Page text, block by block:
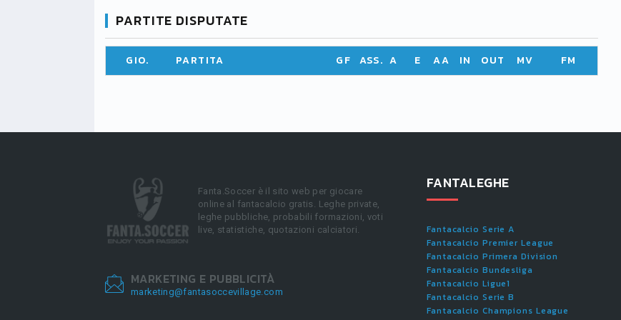
PARTITE DISPUTATE
GIO. PARTITA GF ASS. A E AA IN OUT MV FM
Fanta.Soccer è il sito web per giocare
online al fantacalcio gratis. Leghe private,
leghe pubbliche, probabili formazioni, voti
live, statistiche, quotazioni calciatori.
MARKETING E PUBBLICITÀ
marketing@fantasoccevillage.com
FANTALEGHE
Fantacalcio Serie A
Fantacalcio Premier League
Fantacalcio Primera Division
Fantacalcio Bundesliga
Fantacalcio Ligue1
Fantacalcio Serie B
Fantacalcio Champions League